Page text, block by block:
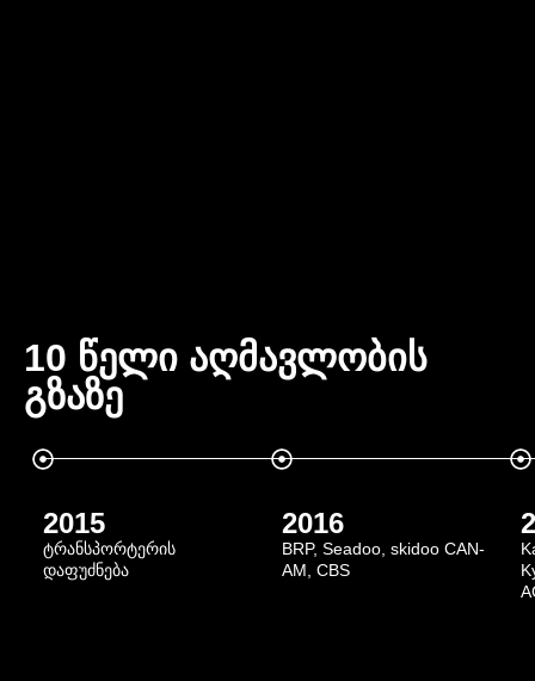
10 წელი აღმავლობის
გზაზე
2015
ტრანსპორტერის
დაფუძნება
2016
BRP, Seadoo, skidoo CAN-
AM, CBS